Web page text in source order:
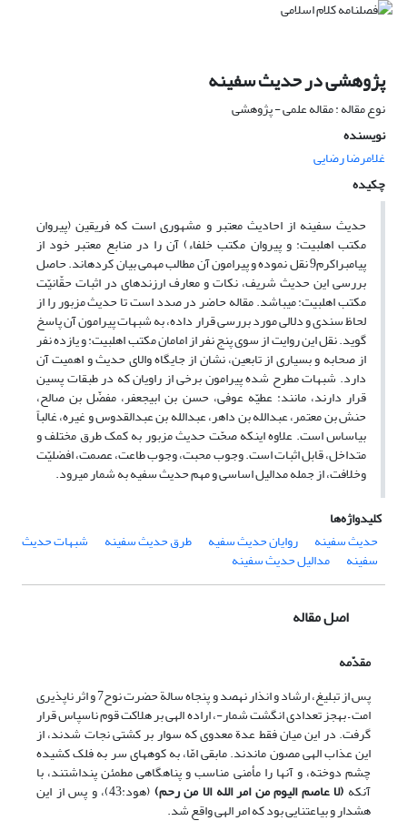
پژوهشی در حدیث سفینه
نوع مقاله : مقاله علمی - پژوهشی
نویسنده
غلامرضا رضایی
چکیده
حدیث سفینه از احادیث معتبر و مشهوری است که فریقین (پیروان
مکتب اهل‏بیت: و پیروان مکتب خلفاء) آن را در منابع معتبر خود از
پیامبراکرم9 نقل نموده و پیرامون آن مطالب مهمی بیان کرده‏اند. حاصل
بررسی این حدیث شریف، نکات و معارف ارزنده‏ای در اثبات حقّانیّت
مکتب اهل‏بیت: می‏باشد. مقاله حاضر در صدد است تا حدیث مزبور را از
لحاظ سندی و دلالی مورد بررسی قرار داده، به شبهات پیرامون آن پاسخ
گوید. نقل این روایت از سوی پنج نفر از امامان مکتب اهل‏بیت: و یازده نفر
از صحابه و بسیاری از تابعین، نشان از جایگاه والای حدیث و اهمیت آن
دارد. شبهات مطرح شده پیرامون برخی از راویان که در طبقات پسین
قرار دارند، مانند: عطیّه عوفی، حسن بن ابی‏جعفر، مفضّل بن صالح،
حنش بن معتمر، عبدالله بن داهر، عبدالله بن عبدالقدوس و غیره، غالباً
بی‏اساس است. علاوه اینکه صحّت حدیث مزبور به کمک طرق مختلف و
متداخل، قابل اثبات است. وجوب محبت، وجوب طاعت، عصمت، افضلیّت
وخلافت، از جمله مدالیل اساسی و مهم حدیث سفیه به شمار می‏رود.
کلیدواژه‌ها
حدیث سفینه
روایان حدیث سفیه طرق حدیث سفینه شبهات حدیث
سفینه مدالیل حدیث سفینه
اصل مقاله
مقدّمه
پس از تبلیغ، ارشاد و انذار نهصد و پنجاه سالة حضرت نوح7 و اثر ناپذیری
امت – به‏جز تعدادی انگشت شمار-، اراده الهی بر هلاکت قوم ناسپاس قرار
‏گرفت. در این میان فقط عدة معدوی که سوار بر کشتی نجات شدند، از
این عذاب الهی مصون ماندند. مابقی امّا، به کوه‏های سر به فلک کشیده
چشم دوخته، و آنها را مأمنی مناسب و پناهگاهی مطمئن ‏پنداشتند، با
آن‏که (لا عاصم الیوم من امر الله الا من رحم) (هود:43)، و پس از این
هشدار و بی‏اعتنایی بود که امر الهی واقع شد.